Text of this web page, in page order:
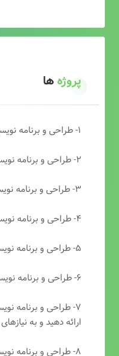
پروژهها
۱- طراحی و برنامه نویسی نرم افزار سجاد (سامانه جامع آموزشی دارالقرآن)
۲- طراحی و برنامه نویسی نرم افزار نیکوکاران
۳- طراحی و برنامه نویسی نرم افزار مددجویان
۴- طراحی و برنامه نویسی نرم افزار بانک اطلاعات اشخاص
۵- طراحی و برنامه نویسی نرم افزار بانک اصلاعات خانواده
۶- طراحی و برنامه نویسی نرم افزار جامع آموزشی
۷- طراحی و برنامه
ارائه دهید و به
۸- طراحی و برنامه نویسی نرم افزار پاراد (پرداخت از راه دور انجمن مددکاری امام زمان(عج))